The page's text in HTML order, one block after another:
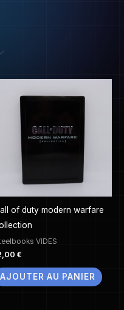
of duty modern warfare
VIDES
€
AJOUTER AU PANIER